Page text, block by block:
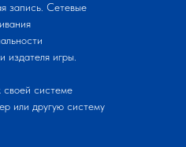
запись. Сетевые
издателя игры.
своей системе
или другую систему